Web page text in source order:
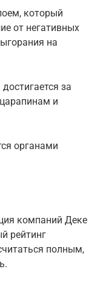
который
от негативных
на
за
и
органами
компаний Деке
рейтинг
полным,